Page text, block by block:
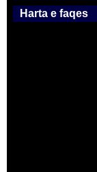
Harta e faqes